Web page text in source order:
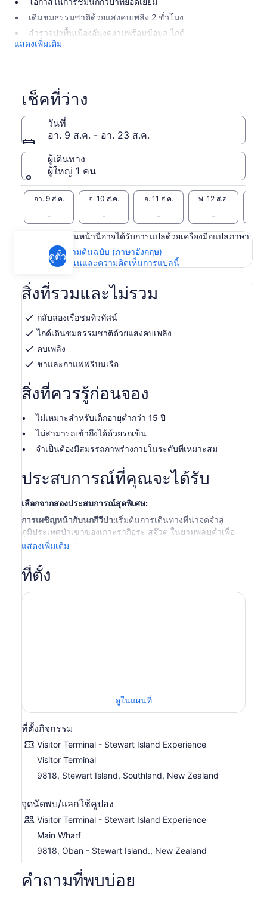
เดินชมธรรมชาติด้วยแสงคบเพลิง 2 ชั่วโมง
สำรวจป่าพื้นเมืองอันงดงามพร้อมข้อมูล ไกด์
แสดงเพิ่มเติม
เช็คที่ว่าง
วันที่
อา. 9 ส.ค. - อา. 23 ส.ค.
ผู้เดินทาง
ผู้ใหญ่ 1 คน
อา. 9 ส.ค.
-
จ. 10 ส.ค.
-
อ. 11 ส.ค.
-
พ. 12 ส.ค.
-
ดูตั๋ว
เนื้อหาในหน้านี้อาจได้รับการแปลด้วยเครื่องมือแปลภาษา
ดูข้อความต้นฉบับ (ภาษาอังกฤษ)
ให้คะแนนและความคิดเห็นการแปลนี้
แท็บ
สิ่งที่รวมและไม่รวม
กลับล่องเรือชมทิวทัศน์
ไกด์เดินชมธรรมชาติด้วยแสงคบเพลิง
คบเพลิง
ชาและกาแฟฟรีบนเรือ
สิ่งที่ควรรู้ก่อนจอง
ไม่เหมาะสำหรับเด็กอายุต่ำกว่า 15 ปี
ไม่สามารถเข้าถึงได้ด้วยรถเข็น
จำเป็นต้องมีสมรรถภาพร่างกายในระดับที่เหมาะสม
ประสบการณ์ที่คุณจะได้รับ
เลือกจากสองประสบการณ์สุดพิเศษ:
การเผชิญหน้ากับนกกีวีป่า:เริ่มต้นการเดินทางที่น่าจดจำสู่
ภูมิประเทศป่าเขาของเกาะรากิอุระ สจ๊วต ในยามพลบค่ำเพื่อ
ตามหานกกีวีสีน้ำตาลใต้ (โทโคเอคา) ที่หายาก เริ่มต้นด้วยการ
พร้อมชมสัตว์ป่าต่างๆ เช่น นกอัลbatross นกเพนกวิน นก titi
(นกแกะ) และแมวน้ำขนยาวนิวซีแลนด์ หลังจากได้รับคำ
แนะนำเบื้องต้นเกี่ยวกับพฤติกรรมและการอนุรักษ์นกกีวีบนเรือ
ในยามค่ำคืน หลังจากเดินเล่นเสร็จแล้ว แวะพักดื่มเครื่องดื่ม
อุ่นๆ ในร้านอาหารพื้นเมือง (whare) ก่อนล่องเรือกลับไปยัง
เมืองโอบันใต้ท้องฟ้ายามค่ำคืน
ข้อมูลสำคัญ:ต้องใช้เวลาเดินประมาณ 2 ชั่วโมง เส้นทางอาจ
ไม่เรียบหรือเป็นโคลน ดังนั้นรองเท้าที่แข็งแรงและเสื้อผ้าที่
แสดงเพิ่มเติม
ที่ตั้ง
ดูในแผนที่
ที่ตั้งกิจกรรม
Visitor Terminal - Stewart Island Experience
Visitor Terminal
9818, Stewart Island, Southland, New Zealand
จุดนัดพบ/แลกใช้คูปอง
Visitor Terminal - Stewart Island Experience
Main Wharf
9818, Oban - Stewart Island., New Zealand
คำถามที่พบบ่อย